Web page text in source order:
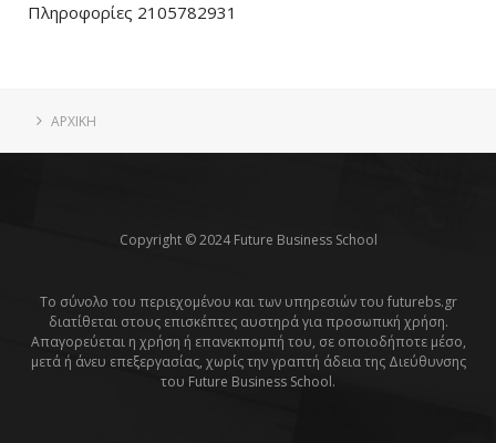
Πληροφορίες 2105782931
ΑΡΧΙΚΗ
Copyright © 2024 Future Business School
Το σύνολο του περιεχομένου και των υπηρεσιών του futurebs.gr
διατίθεται στους επισκέπτες αυστηρά για προσωπική χρήση.
Απαγορεύεται η χρήση ή επανεκπομπή του, σε οποιοδήποτε μέσο,
μετά ή άνευ επεξεργασίας, χωρίς την γραπτή άδεια της Διεύθυνσης
του Future Business School.